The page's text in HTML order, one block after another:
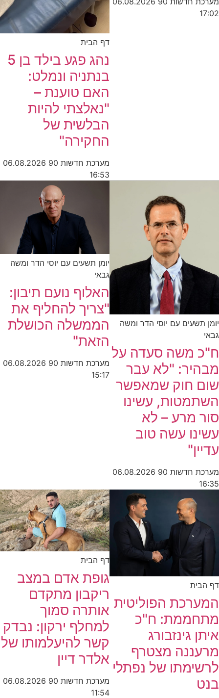
17:02
דף הבית
נהג פגע בילד בן 5
בנתניה ונמלט:
האם טוענת –
"נאלצתי להיות
הבלשית של
החקירה"
מערכת חדשות 90
06.08.2026
16:53
יומן תשעים עם יוסי הדר ומשה
גבאי
ח"כ משה סעדה על
מבהיר: "לא עבר
שום חוק שמאפשר
השתמטות, עשינו
סור מרע – לא
עשינו עשה טוב
עדיין"
מערכת חדשות 90
06.08.2026
16:35
יומן תשעים עם יוסי הדר ומשה
גבאי
האלוף נועם תיבון:
"צריך להחליף את
הממשלה הכושלת
הזאת"
מערכת חדשות 90
06.08.2026
15:17
דף הבית
המערכת הפוליטית
מתחממת: ח"כ
איתן גינזבורג
מרעננה מצטרף
לרשימתו של נפתלי
בנט
דף הבית
גופת אדם במצב
ריקבון מתקדם
אותרה סמוך
למחלף ירקון: נבדק
קשר להיעלמותו של
אלדר דיין
מערכת חדשות 90
06.08.2026
11:54